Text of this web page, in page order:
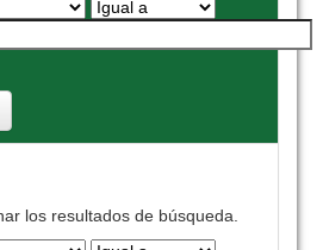
los resultados de búsqueda.